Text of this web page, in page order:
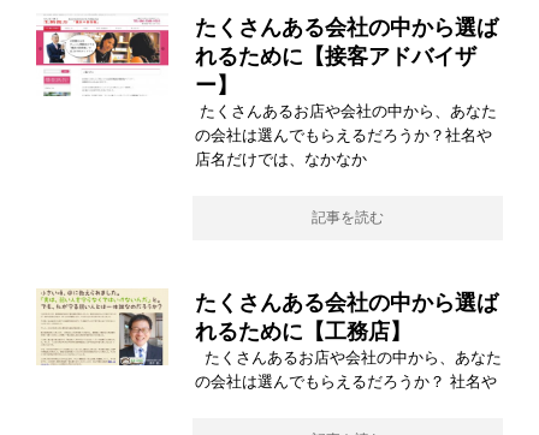
たくさんある会社の中から選ば
れるために【接客アドバイザ
ー】
たくさんあるお店や会社の中から、あなた
の会社は選んでもらえるだろうか？社名や
店名だけでは、なかなか
記事を読む
たくさんある会社の中から選ば
れるために【工務店】
たくさんあるお店や会社の中から、あなた
の会社は選んでもらえるだろうか？ 社名や